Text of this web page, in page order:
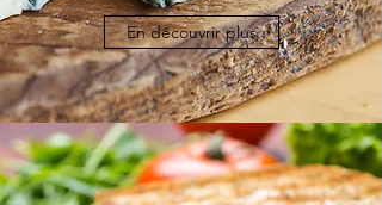
En découvrir plus